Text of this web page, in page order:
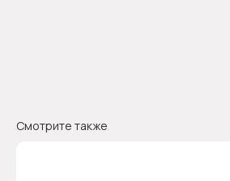
Смотрите также